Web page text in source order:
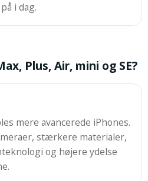
i dag.
Plus, Air, mini og SE?
mere avancerede iPhones.
stærkere materialer,
og højere ydelse